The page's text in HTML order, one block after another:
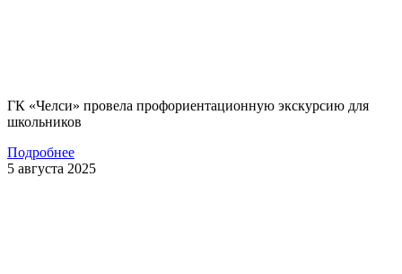
ГК «Челси» провела профориентационную экскурсию для
школьников
Подробнее
5 августа 2025